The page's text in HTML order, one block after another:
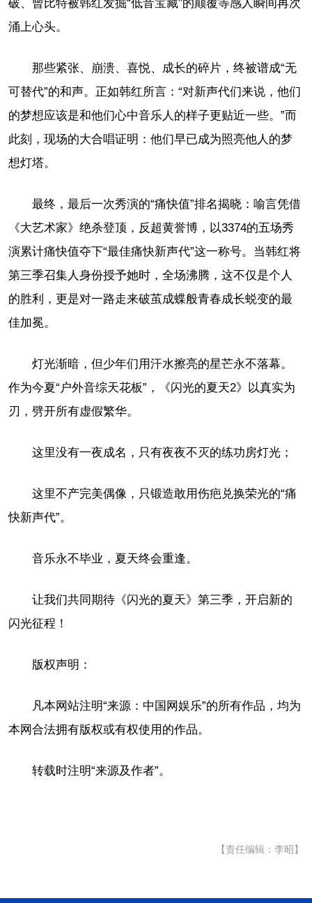
破、曾比特被韩红发掘“低音宝藏”的颠覆等感人瞬间再次
涌上心头。
那些紧张、崩溃、喜悦、成长的碎片，终被谱成“无
可替代”的和声。正如韩红所言：“对新声代们来说，他们
的梦想应该是和他们心中音乐人的样子更贴近一些。”而
此刻，现场的大合唱证明：他们早已成为照亮他人的梦
想灯塔。
最终，最后一次秀演的“痛快值”排名揭晓：喻言凭借
《大艺术家》绝杀登顶，反超黄誉博，以3374的五场秀
演累计痛快值夺下“最佳痛快新声代”这一称号。当韩红将
第三季召集人身份授予她时，全场沸腾，这不仅是个人
的胜利，更是对一路走来破茧成蝶般青春成长蜕变的最
佳加冕。
灯光渐暗，但少年们用汗水擦亮的星芒永不落幕。
作为今夏“户外音综天花板”，《闪光的夏天2》以真实为
刃，劈开所有虚假繁华。
这里没有一夜成名，只有夜夜不灭的练功房灯光；
这里不产完美偶像，只锻造敢用伤疤兑换荣光的“痛
快新声代”。
音乐永不毕业，夏天终会重逢。
让我们共同期待《闪光的夏天》第三季，开启新的
闪光征程！
版权声明：
凡本网站注明“来源：中国网娱乐”的所有作品，均为
本网合法拥有版权或有权使用的作品。
转载时注明“来源及作者”。
【责任编辑：李昭】